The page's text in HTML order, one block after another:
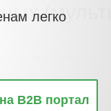
легко
B2B портал